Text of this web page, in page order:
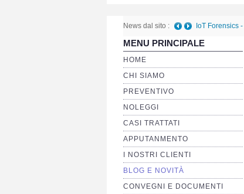
News dal sito : IoT Forensics -
MENU PRINCIPALE
HOME
CHI SIAMO
PREVENTIVO
NOLEGGI
CASI TRATTATI
APPUTANMENTO
I NOSTRI CLIENTI
BLOG E NOVITÀ
CONVEGNI E DOCUMENTI